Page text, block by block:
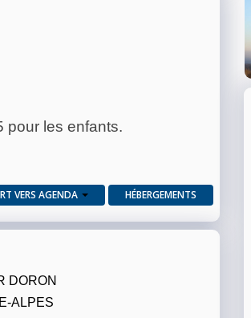
pour les enfants.
VERS AGENDA HÉBERGEMENTS
DORON
ALPES